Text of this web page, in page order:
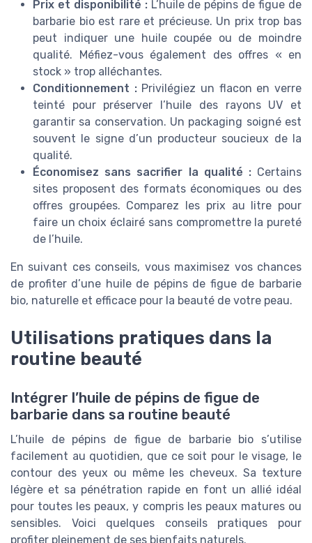
Prix et disponibilité :L’huile de pépins de figue de
barbarie bio est rare et précieuse. Un prix trop bas
peut indiquer une huile coupée ou de moindre
qualité. Méfiez-vous également des offres « en
stock » trop alléchantes.
Conditionnement :Privilégiez un flacon en verre
teinté pour préserver l’huile des rayons UV et
garantir sa conservation. Un packaging soigné est
souvent le signe d’un producteur soucieux de la
qualité.
Économisez sans sacrifier la qualité :Certains
sites proposent des formats économiques ou des
offres groupées. Comparez les prix au litre pour
faire un choix éclairé sans compromettre la pureté
de l’huile.
En suivant ces conseils, vous maximisez vos chances
de profiter d’une huile de pépins de figue de barbarie
bio, naturelle et efficace pour la beauté de votre peau.
Utilisations pratiques dans la
routine beauté
Intégrer l’huile de pépins de figue de
barbarie dans sa routine beauté
L’huile de pépins de figue de barbarie bio s’utilise
facilement au quotidien, que ce soit pour le visage, le
contour des yeux ou même les cheveux. Sa texture
légère et sa pénétration rapide en font un allié idéal
pour toutes les peaux, y compris les peaux matures ou
sensibles. Voici quelques conseils pratiques pour
profiter pleinement de ses bienfaits naturels.